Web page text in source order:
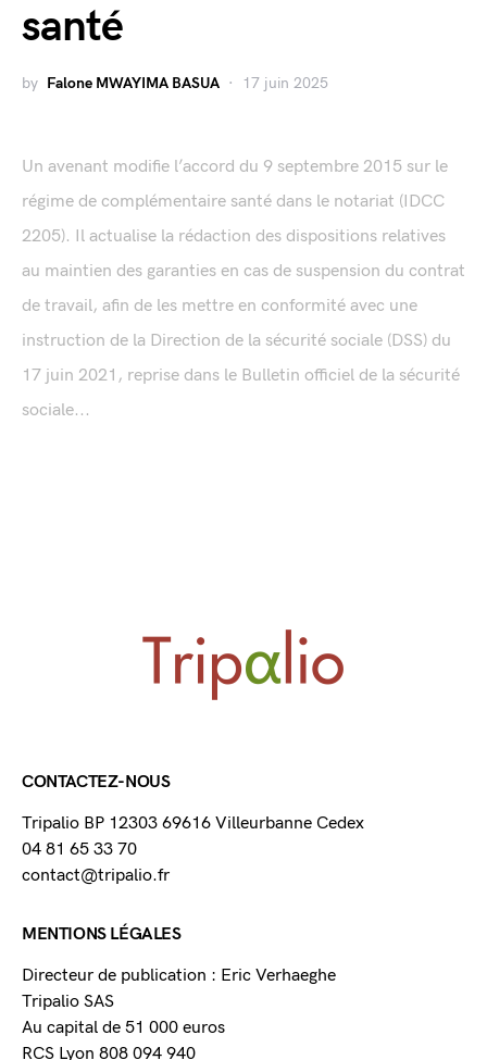
santé
by Falone MWAYIMA BASUA 17 juin 2025
Un avenant modifie l’accord du 9 septembre 2015 sur le
régime de complémentaire santé dans le notariat (IDCC
2205). Il actualise la rédaction des dispositions relatives
au maintien des garanties en cas de suspension du contrat
de travail, afin de les mettre en conformité avec une
instruction de la Direction de la sécurité sociale (DSS) du
17 juin 2021, reprise dans le Bulletin officiel de la sécurité
sociale...
CONTACTEZ-NOUS
Tripalio BP 12303 69616 Villeurbanne Cedex
04 81 65 33 70
contact@tripalio.fr
MENTIONS LÉGALES
Directeur de publication : Eric Verhaeghe
Tripalio SAS
Au capital de 51 000 euros
RCS Lyon 808 094 940